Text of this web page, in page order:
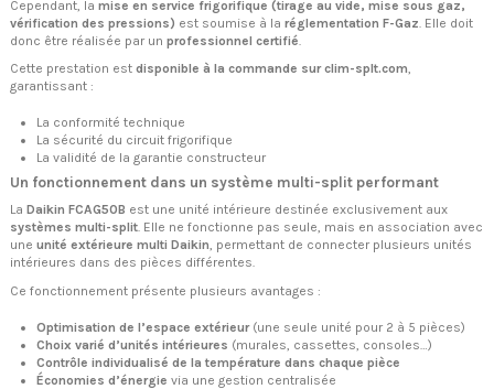
Cependant, la mise en service frigorifique (tirage au vide, mise sous gaz,
vérification des pressions) est soumise à la réglementation F-Gaz. Elle doit
donc être réalisée par un professionnel certifié.
Cette prestation est disponible à la commande sur clim-splt.com,
garantissant :
La conformité technique
La sécurité du circuit frigorifique
La validité de la garantie constructeur
Un fonctionnement dans un système multi-split performant
La Daikin FCAG50B est une unité intérieure destinée exclusivement aux
systèmes multi-split. Elle ne fonctionne pas seule, mais en association avec
une unité extérieure multi Daikin, permettant de connecter plusieurs unités
intérieures dans des pièces différentes.
Ce fonctionnement présente plusieurs avantages :
Optimisation de l’espace extérieur(une seule unité pour 2 à 5 pièces)
Choix varié d’unités intérieures (murales, cassettes, consoles…)
Contrôle individualisé de la température dans chaque pièce
Économies d’énergie via une gestion centralisée